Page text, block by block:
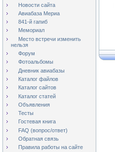
Новости сайта
Авиабаза Мериа
841-й гапиб
Мемориал
Место встречи изменить
нельзя
Форум
Фотоальбомы
Дневник авиабазы
Каталог файлов
Каталог сайтов
Каталог статей
Объявления
Тесты
Гостевая книга
FAQ (вопрос/ответ)
Обратная связь
Правила работы на сайте